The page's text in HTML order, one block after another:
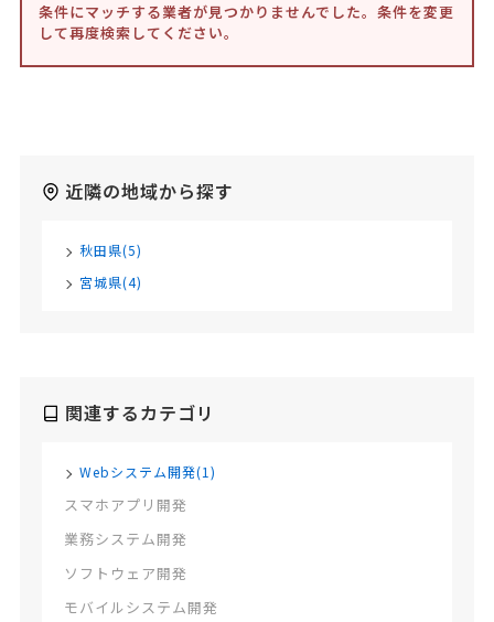
条件にマッチする業者が見つかりませんでした。条件を変更
して再度検索してください。
近隣の地域から探す
秋田県(5)
宮城県(4)
関連するカテゴリ
Webシステム開発(1)
スマホアプリ開発
業務システム開発
ソフトウェア開発
モバイルシステム開発